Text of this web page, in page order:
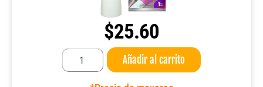
$25.60
Guante
MAX
Añadir al carrito